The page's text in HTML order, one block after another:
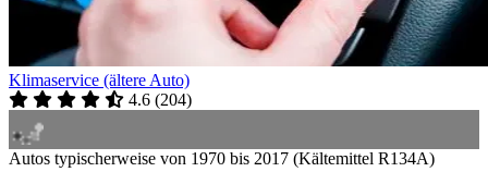
Klimaservice (ältere Auto)
4.6 (204)
Autos typischerweise von 1970 bis 2017 (Kältemittel R134A)